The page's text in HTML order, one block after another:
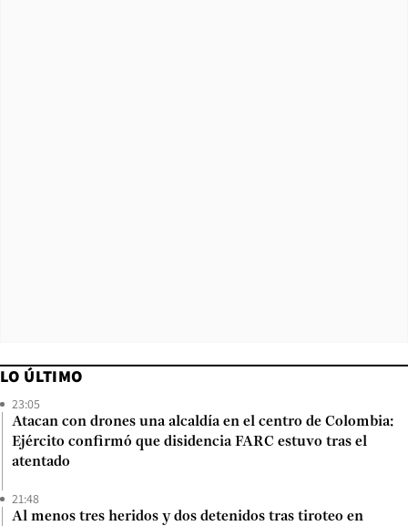
LO ÚLTIMO
23:05
Atacan con drones una alcaldía en el centro de Colombia:
Ejército confirmó que disidencia FARC estuvo tras el
atentado
21:48
Al menos tres heridos y dos detenidos tras tiroteo en